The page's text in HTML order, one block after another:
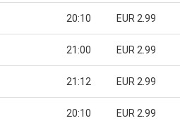
20:10 EUR 2.99
21:00 EUR 2.99
21:12 EUR 2.99
20:10 EUR 2.99